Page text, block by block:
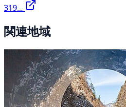
319...
関連地域